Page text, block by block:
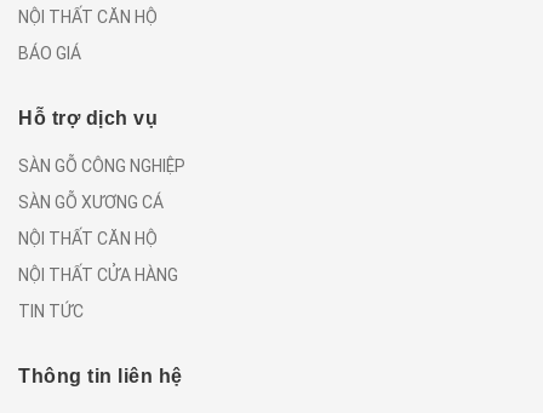
NỘI THẤT CĂN HỘ
BÁO GIÁ
Hỗ trợ dịch vụ
SÀN GỖ CÔNG NGHIỆP
SÀN GỖ XƯƠNG CÁ
NỘI THẤT CĂN HỘ
NỘI THẤT CỬA HÀNG
TIN TỨC
Thông tin liên hệ